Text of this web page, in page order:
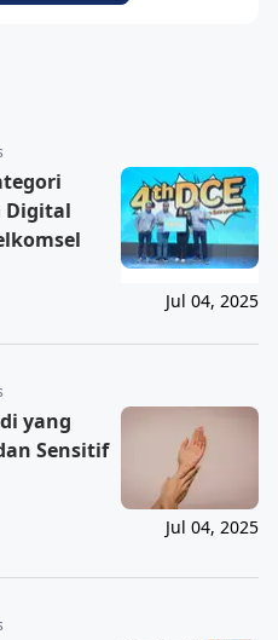
Digital
Jul 04, 2025
yang
Sensitif
Jul 04, 2025